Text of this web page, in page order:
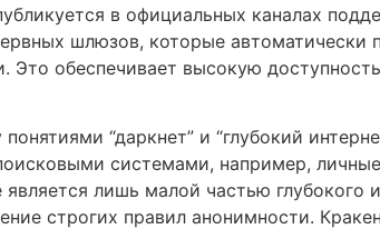
в официальных каналах
шлюзов, которые автоматически
Это обеспечивает высокую
“даркнет” и “глубокий
системами, например,
лишь малой частью глубокого
строгих правил анонимности.